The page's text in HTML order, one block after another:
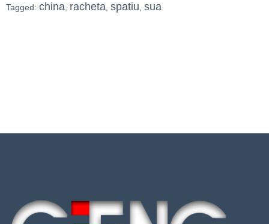
Tagged: china, racheta, spatiu, sua